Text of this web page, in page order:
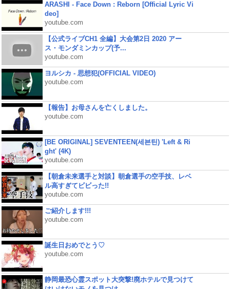
ARASHI - Face Down : Reborn [Official Lyric Vi
deo]
youtube.com
【公式ライブCH1 全編】大会第2日 2020 アー
ス・モンダミンカップ(予...
youtube.com
ヨルシカ - 思想犯(OFFICIAL VIDEO)
youtube.com
【報告】お母さんを亡くしました。
youtube.com
[BE ORIGINAL] SEVENTEEN(세븐틴) 'Left & Ri
ght' (4K)
youtube.com
【朝倉未来選手と対談】朝倉選手の空手技、レベ
ル高すぎてビビった!!
youtube.com
ご紹介します!!!
youtube.com
誕生日おめでとう♡
youtube.com
静岡最恐心霊スポット大突撃!廃ホテルで見つけて